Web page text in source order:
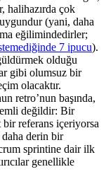
halihazırda çok
(yani, daha
eğilimindedirler;
7 ipucu).
olduğu
gibi olumsuz bir
olacaktır.
retro’nun başında,
değildir: Bir
referans içeriyorsa
derin bir
sprintine dair ilk
genellikle